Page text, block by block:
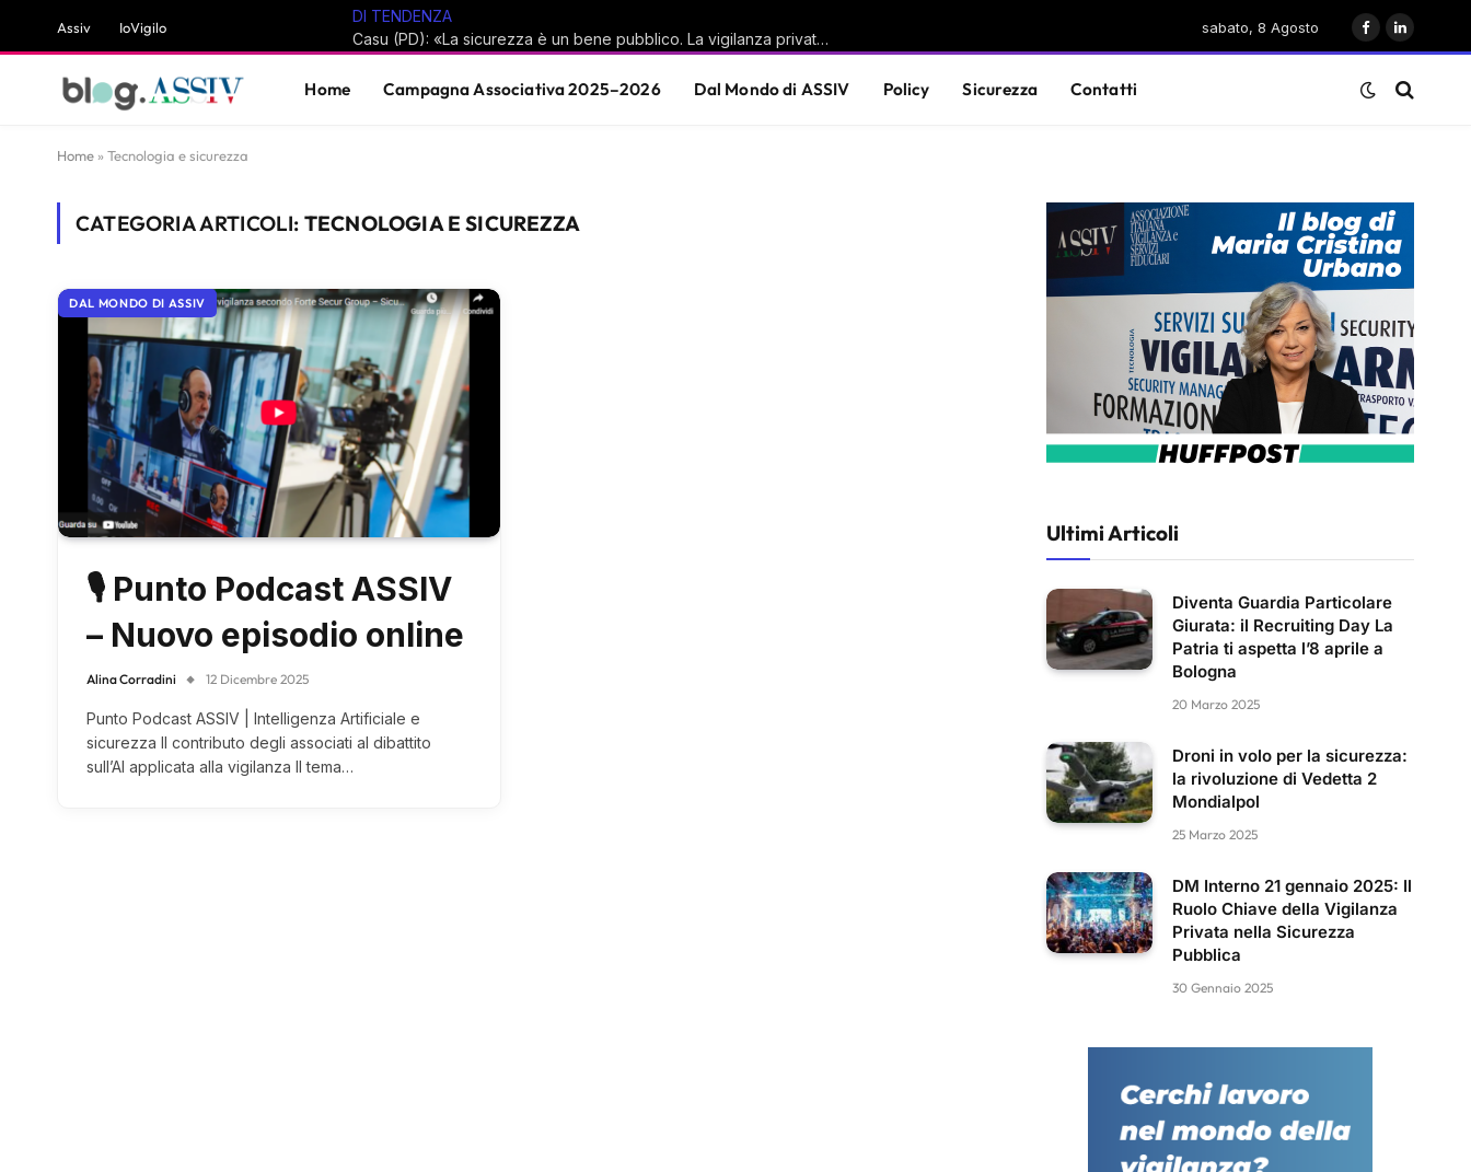
Assiv IoVigilo
DI TENDENZA
Casu (PD): «La sicurezza è un bene pubblico. La vigilanza privata è parte di questa responsabilità condivisa»
sabato, 8 Agosto
Facebook
LinkedIn
Home Campagna Associativa 2025–2026 Dal Mondo di ASSIV Policy Sicurezza Contatti
Home » Tecnologia e sicurezza
CATEGORIA ARTICOLI: TECNOLOGIA E SICUREZZA
DAL MONDO DI ASSIV
🎙 Punto Podcast ASSIV
– Nuovo episodio online
Alina Corradini 12 Dicembre 2025
Punto Podcast ASSIV | Intelligenza Artificiale e
sicurezza Il contributo degli associati al dibattito
sull’AI applicata alla vigilanza Il tema…
Ultimi Articoli
Diventa Guardia Particolare
Giurata: il Recruiting Day La
Patria ti aspetta l’8 aprile a
Bologna
20 Marzo 2025
Droni in volo per la sicurezza:
la rivoluzione di Vedetta 2
Mondialpol
25 Marzo 2025
DM Interno 21 gennaio 2025: Il
Ruolo Chiave della Vigilanza
Privata nella Sicurezza
Pubblica
30 Gennaio 2025